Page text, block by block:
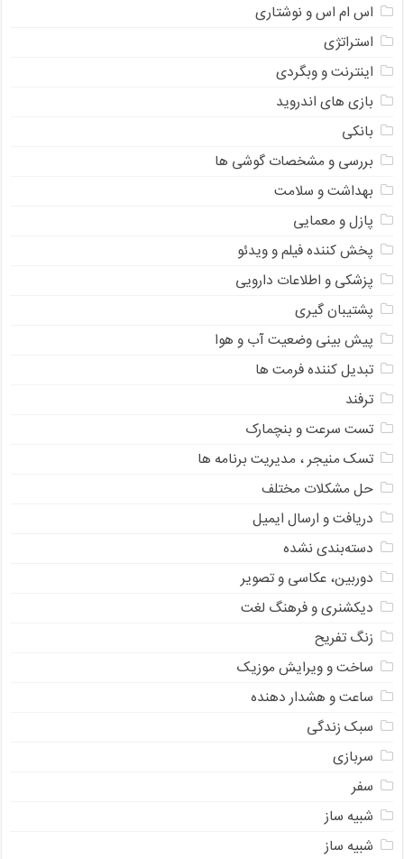
اس ام اس و نوشتاری
استراتژی
اینترنت و وبگردی
بازی های اندروید
بانکی
بررسی و مشخصات گوشی ها
بهداشت و سلامت
پازل و معمایی
پخش کننده فیلم و ویدئو
پزشکی و اطلاعات دارویی
پشتیبان گیری
پیش بینی وضعیت آب و هوا
تبدیل کننده فرمت ها
ترفند
تست سرعت و بنچمارک
تسک منیجر ، مدیریت برنامه ها
حل مشکلات مختلف
دریافت و ارسال ایمیل
دسته‌بندی نشده
دوربین، عکاسی و تصویر
دیکشنری و فرهنگ لغت
زنگ تفریح
ساخت و ویرایش موزیک
ساعت و هشدار دهنده
سبک زندگی
سربازی
سفر
شبیه ساز
شبیه ساز